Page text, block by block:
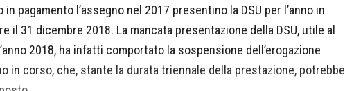
pagamento l’assegno nel 2017 presentino la DSU per l’anno in
il 31 dicembre 2018. La mancata presentazione della DSU, utile al
2018, ha infatti comportato la sospensione dell’erogazione
in corso, che, stante la durata triennale della prestazione, potrebbe